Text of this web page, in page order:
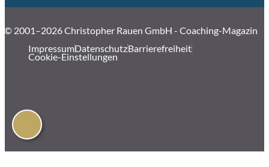
© 2001–2026 Christopher Rauen GmbH - Coaching-Magazin
ImpressumDatenschutzBarrierefreiheit
Cookie-Einstellungen